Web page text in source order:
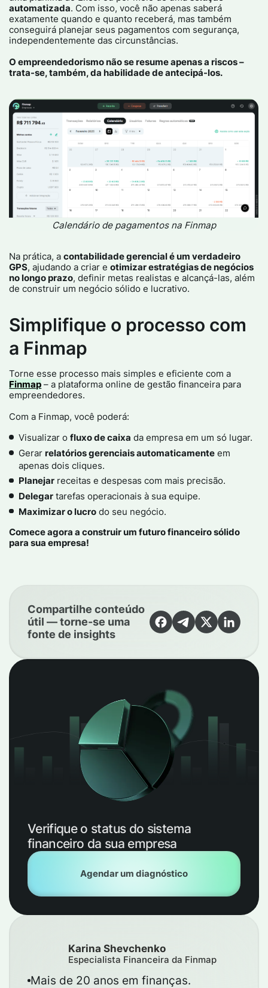
automatizada. Com isso, você não apenas saberá
exatamente quando e quanto receberá, mas também
conseguirá planejar seus pagamentos com segurança,
independentemente das circunstâncias.
O empreendedorismo não se resume apenas a riscos –
trata-se, também, da habilidade de antecipá-los.
Calendário de pagamentos na Finmap
Na prática, acontabilidade gerencial é um verdadeiro
GPS, ajudando a criar eotimizar estratégias de negócios
no longo prazo, definir metas realistas e alcançá-las, além
de construir um negócio sólido e lucrativo.
Simplifique o processo com
a Finmap
Torne esse processo mais simples e eficiente com a
Finmap – a plataforma online de gestão financeira para
empreendedores.
Com a Finmap, você poderá:
Visualizar o fluxo de caixa da empresa em um só lugar.
Gerar relatórios gerenciais automaticamenteem
apenas dois cliques.
Planejarreceitas e despesas com mais precisão.
Delegartarefas operacionais à sua equipe.
Maximizar o lucrodo seu negócio.
Comece agora a construir um futuro financeiro sólido
para sua empresa!
Compartilhe conteúdo
útil — torne-se uma
fonte de insights
Verifique o status do sistema
financeiro da sua empresa
Agendar um diagnóstico
Karina Shevchenko
Especialista Financeira da Finmap
Mais de 20 anos em finanças.